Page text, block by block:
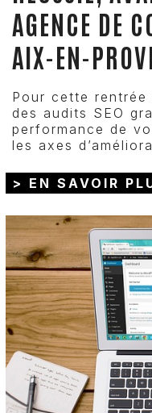
AGENCE DE
AIX-EN-
Pour cette rentrée
des audits SEO
performance de
les axes
> EN SAVOIR